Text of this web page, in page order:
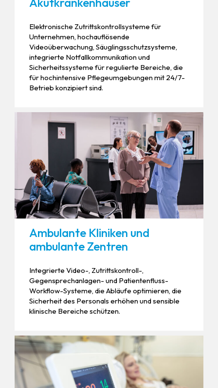
Elektronische Zutrittskontrollsysteme für
Unternehmen, hochauflösende
Videoüberwachung, Säuglingsschutzsysteme,
integrierte Notfallkommunikation und
Sicherheitssysteme für regulierte Bereiche, die
für hochintensive Pflegeumgebungen mit 24/7-
Betrieb konzipiert sind.
Ambulante Kliniken und
ambulante Zentren
Integrierte Video-, Zutrittskontroll-,
Gegensprechanlagen- und Patientenfluss-
Workflow-Systeme, die Abläufe optimieren, die
Sicherheit des Personals erhöhen und sensible
klinische Bereiche schützen.